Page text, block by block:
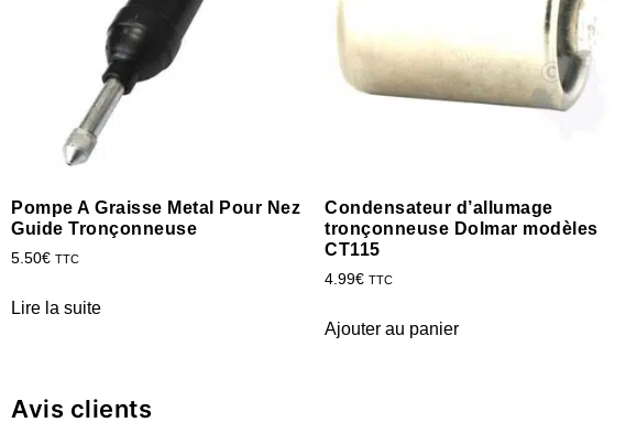
Pompe A Graisse Metal Pour Nez
Guide Tronçonneuse
5.50€ TTC
Lire la suite
Condensateur d’allumage
tronçonneuse Dolmar modèles
CT115
4.99€ TTC
Ajouter au panier
Avis clients